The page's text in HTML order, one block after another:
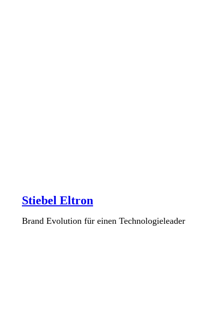
Stiebel Eltron
Brand Evolution für einen Technologieleader